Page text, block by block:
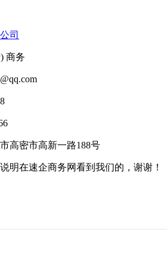
司
商务
高密市高新一路188号
明在速企商务网看到我们的，谢谢！